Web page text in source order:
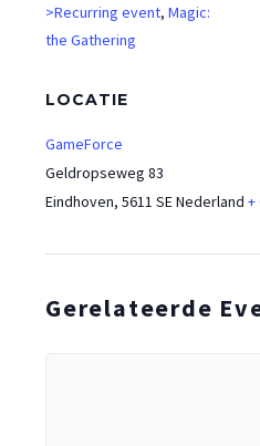
>Recurring event, Magic:
the Gathering
LOCATIE
GameForce
Geldropseweg 83
Eindhoven, 5611 SENederland +
Gerelateerde